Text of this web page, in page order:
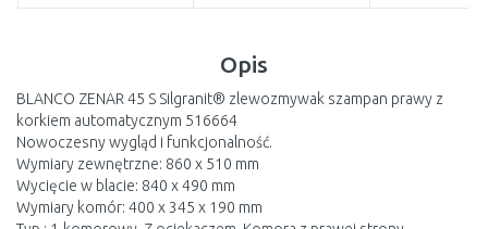
Opis
BLANCO ZENAR 45 S Silgranit® zlewozmywak szampan prawy z
korkiem automatycznym 516664
Nowoczesny wygląd i funkcjonalność.
Wymiary zewnętrzne: 860 x 510 mm
Wycięcie w blacie: 840 x 490 mm
Wymiary komór: 400 x 345 x 190 mm